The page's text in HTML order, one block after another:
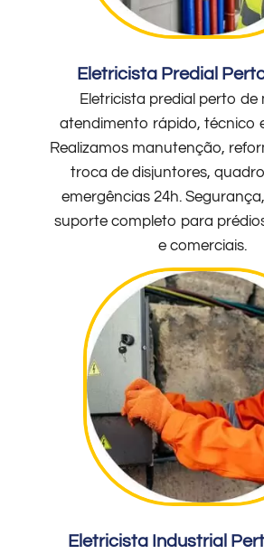
Eletricista Predial
Eletricista predial perto de
atendimento rápido, técnico
Realizamos manutenção,
troca de disjuntores,
emergências 24h.
suporte completo para
e comerciais.
Eletricista Industrial